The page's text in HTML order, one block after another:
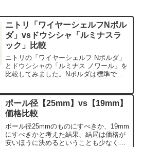
ニトリ「ワイヤーシェルフNポル
ダ」vsドウシシャ「ルミナスラ
ック」比較
ニトリの「ワイヤーシェルフ Nポルダ」
とドウシシャの「ルミナス ノワール」を
比較してみました。Nポルダは標準で棚
は耐荷重が大きく、オプションパーツや
サイズバリエーションが豊富なところが
メリットです。
ポール径【25mm】vs【19mm】
価格比較
ポール径25mmのものにすべきか、19mm
にすべきかと考えた結果、結局は価格が
安いほうに決めるということも少なくな